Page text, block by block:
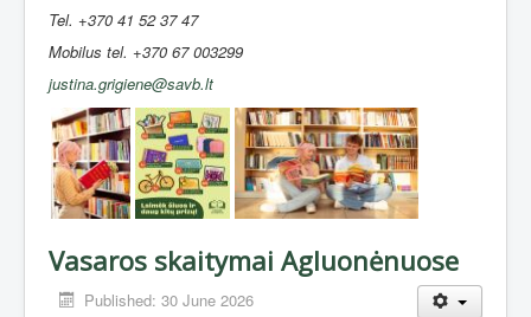
Tel. +370 41 52 37 47
Mobilus tel. +370 67 003299
justina.grigiene@savb.lt
Vasaros skaitymai Agluonėnuose
Published: 30 June 2026